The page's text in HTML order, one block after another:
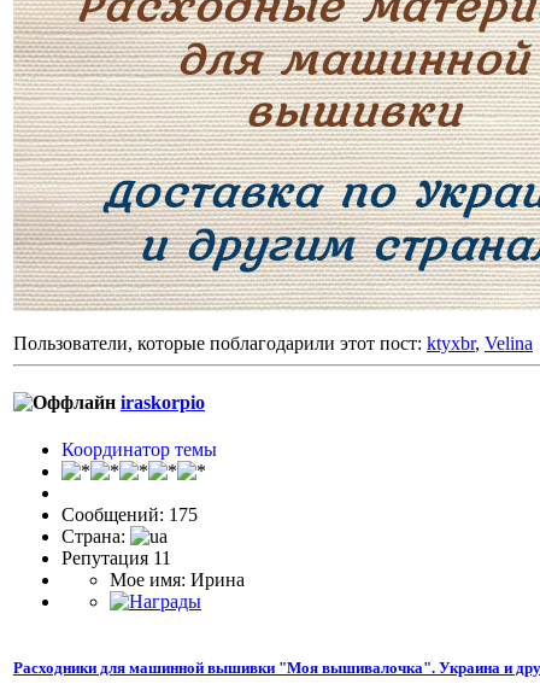
Пользователи, которые поблагодарили этот пост: ktyxbr, Velina
iraskorpio
Координатор темы
Сообщений: 175
Страна:
Репутация 11
Мое имя: Ирина
Расходники для машинной вышивки "Моя вышивалочка". Украина и